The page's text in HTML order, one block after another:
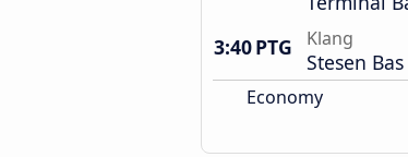
3:40 PTG
Klang
Stesen
Economy